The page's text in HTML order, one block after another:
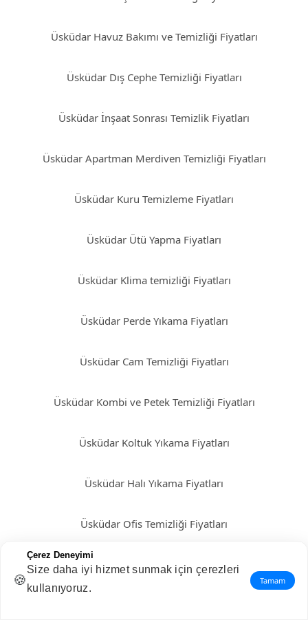
Üsküdar Havuz Bakımı ve Temizliği Fiyatları
Üsküdar Dış Cephe Temizliği Fiyatları
Üsküdar İnşaat Sonrası Temizlik Fiyatları
Üsküdar Apartman Merdiven Temizliği Fiyatları
Üsküdar Kuru Temizleme Fiyatları
Üsküdar Ütü Yapma Fiyatları
Üsküdar Klima temizliği Fiyatları
Üsküdar Perde Yıkama Fiyatları
Üsküdar Cam Temizliği Fiyatları
Üsküdar Kombi ve Petek Temizliği Fiyatları
Üsküdar Koltuk Yıkama Fiyatları
Üsküdar Halı Yıkama Fiyatları
Üsküdar Ofis Temizliği Fiyatları
Üsküdar Ev Temizliği Fiyatları
🍪
Çerez Deneyimi
Size daha iyi hizmet sunmak için çerezleri
kullanıyoruz.
Tamam